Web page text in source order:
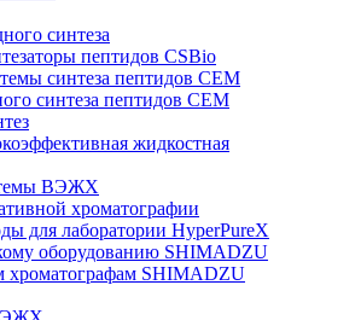
синтеза
пептидов CSBio
синтеза пептидов CEM
синтеза пептидов CEM
жидкостная
ВЭЖХ
хроматографии
для лаборатории HyperPureX
оборудованию SHIMADZU
хроматографам SHIMADZU